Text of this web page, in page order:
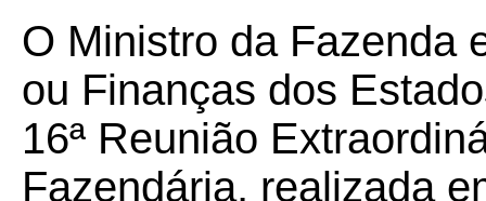
O Ministro da Fazenda
ou Finanças dos
16ª Reunião
Fazendária, realizada